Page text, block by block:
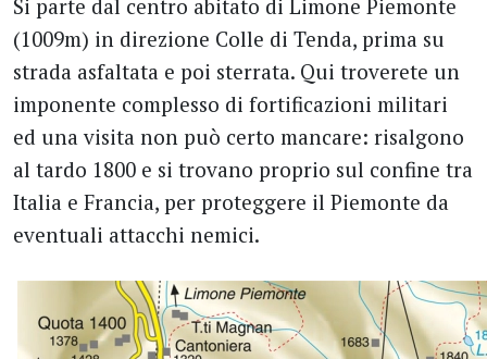
Si parte dal centro abitato di Limone Piemonte
(1009m) in direzione Colle di Tenda, prima su
strada asfaltata e poi sterrata. Qui troverete un
imponente complesso di fortificazioni militari
ed una visita non può certo mancare: risalgono
al tardo 1800 e si trovano proprio sul confine tra
Italia e Francia, per proteggere il Piemonte da
eventuali attacchi nemici.